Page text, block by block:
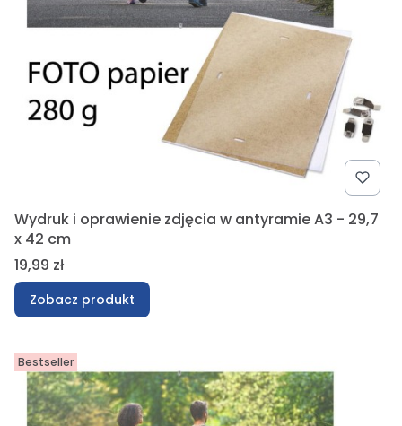
Wydruk i oprawienie zdjęcia w antyramie A3 - 29,7
x 42 cm
Cena
19,99 zł
Zobacz produkt
Bestseller